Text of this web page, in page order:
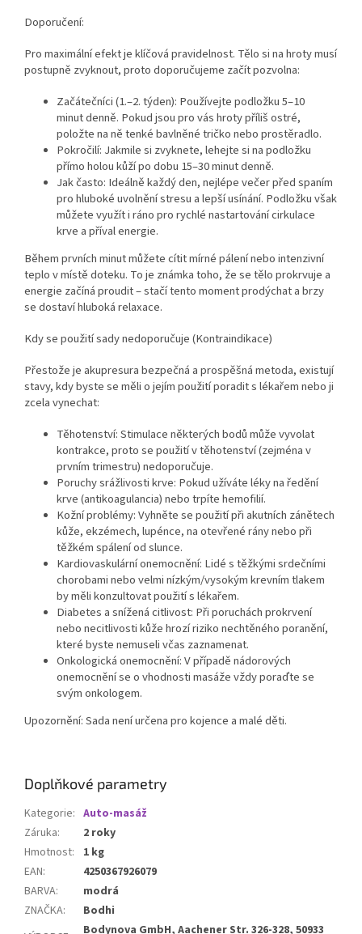
Doporučení:
Pro maximální efekt je klíčová pravidelnost. Tělo si na hroty musí
postupně zvyknout, proto doporučujeme začít pozvolna:
Začátečníci (1.–2. týden): Používejte podložku 5–10
minut denně. Pokud jsou pro vás hroty příliš ostré,
položte na ně tenké bavlněné tričko nebo prostěradlo.
Pokročilí: Jakmile si zvyknete, lehejte si na podložku
přímo holou kůží po dobu 15–30 minut denně.
Jak často: Ideálně každý den, nejlépe večer před spaním
pro hluboké uvolnění stresu a lepší usínání. Podložku však
můžete využít i ráno pro rychlé nastartování cirkulace
krve a příval energie.
Během prvních minut můžete cítit mírné pálení nebo intenzivní
teplo v místě doteku. To je známka toho, že se tělo prokrvuje a
energie začíná proudit – stačí tento moment prodýchat a brzy
se dostaví hluboká relaxace.
Kdy se použití sady nedoporučuje (Kontraindikace)
Přestože je akupresura bezpečná a prospěšná metoda, existují
stavy, kdy byste se měli o jejím použití poradit s lékařem nebo ji
zcela vynechat:
Těhotenství: Stimulace některých bodů může vyvolat
kontrakce, proto se použití v těhotenství (zejména v
prvním trimestru) nedoporučuje.
Poruchy srážlivosti krve: Pokud užíváte léky na ředění
krve (antikoagulancia) nebo trpíte hemofilií.
Kožní problémy: Vyhněte se použití při akutních zánětech
kůže, ekzémech, lupénce, na otevřené rány nebo při
těžkém spálení od slunce.
Kardiovaskulární onemocnění: Lidé s těžkými srdečními
chorobami nebo velmi nízkým/vysokým krevním tlakem
by měli konzultovat použití s lékařem.
Diabetes a snížená citlivost: Při poruchách prokrvení
nebo necitlivosti kůže hrozí riziko nechtěného poranění,
které byste nemuseli včas zaznamenat.
Onkologická onemocnění: V případě nádorových
onemocnění se o vhodnosti masáže vždy poraďte se
svým onkologem.
Upozornění: Sada není určena pro kojence a malé děti.
Doplňkové parametry
Kategorie: Auto-masáž
Záruka:
2 roky
Hmotnost:
1 kg
EAN:
4250367926079
BARVA:
modrá
ZNAČKA:
Bodhi
Bodynova GmbH, Aachener Str. 326-328, 50933